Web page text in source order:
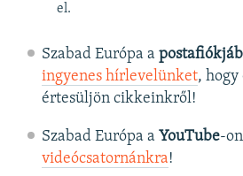
el.
Szabad Európa a
ingyenes hírlevelünket, hogy
értesüljön cikkeinkről!
Szabad Európa a YouTube-
videócsatornánkra!